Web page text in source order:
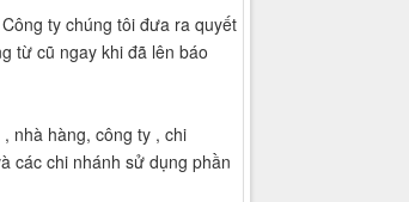
ty chúng tôi đưa ra quyết
từ cũ ngay khi đã lên báo
nhà hàng, công ty , chi
các chi nhánh sử dụng phần